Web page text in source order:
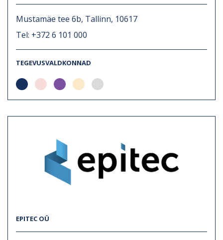
Mustamäe tee 6b, Tallinn, 10617
Tel: +372 6 101 000
TEGEVUSVALDKONNAD
EPITEC OÜ